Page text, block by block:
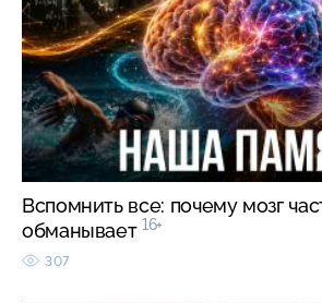
Вспомнить все: почему мозг
обманывает 16+
307